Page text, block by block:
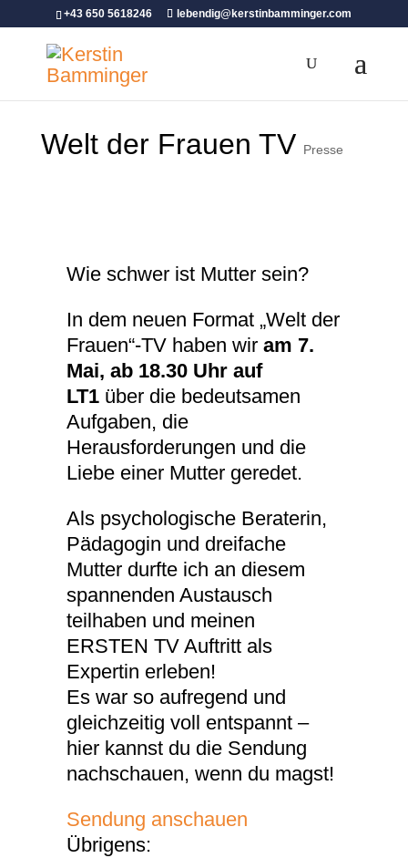
+43 650 5618246 lebendig@kerstinbamminger.com
Welt der Frauen TV Presse
Wie schwer ist Mutter sein?
In dem neuen Format „Welt der
Frauen“-TV haben wiram 7.
Mai, ab 18.30 Uhr auf
LT1 über die bedeutsamen
Aufgaben, die
Herausforderungen und die
Liebe einer Mutter geredet.
Als psychologische Beraterin,
Pädagogin und dreifache
Mutter durfte ich an diesem
spannenden Austausch
teilhaben und meinen
ERSTEN TV Auftritt als
Expertin erleben!
Es war so aufregend und
gleichzeitig voll entspannt –
hier kannst du die Sendung
nachschauen, wenn du magst!
Sendung anschauen
Übrigens: